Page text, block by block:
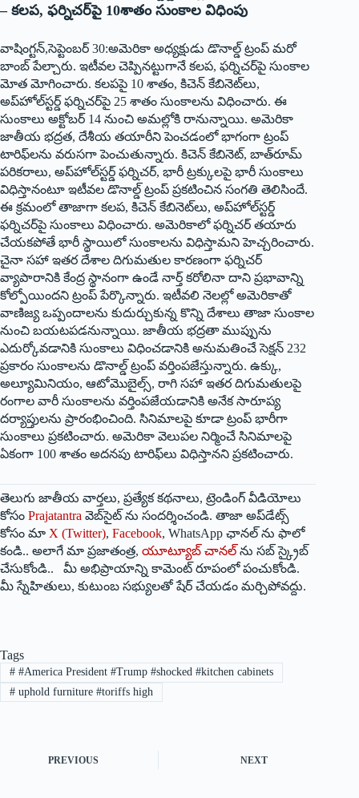
– కలప, ఫర్నిచర్‌పై 10శాతం సుంకాల విధింపు
వాషింగ్టన్‌,‌సెప్టెంబర్‌ 30:అమెరికా అధ్యక్షుడు డొనాల్డ్ ‌ట్రంప్‌ ‌మరో
బాంబ్‌ ‌పేల్చారు. ఇటీవల చెప్పినట్టుగానే కలప, ఫర్నిచర్‌పై సుంకాల
మోత మోగించారు. కలపపై 10 శాతం, కిచెన్‌ ‌కేబినెట్‌లు,
అప్‌హోల్‌స్టర్డ్ ‌ఫర్నిచర్‌పై 25 శాతం సుంకాలను విధించారు. ఈ
సుంకాలు అక్టోబర్‌ 14 ‌నుంచి అమల్లోకి రానున్నాయి. అమెరికా
జాతీయ భద్రత, దేశీయ తయారీని పెంచడంలో భాగంగా ట్రంప్‌
‌టారిఫ్‌లను వరుసగా పెంచుతున్నారు. కిచెన్‌ ‌కేబినెట్‌, ‌బాత్‌రూమ్‌
‌పరికరాలు, అప్‌హోల్‌స్టర్డ్ ‌ఫర్నిచర్‌, ‌భారీ ట్రక్కులపై భారీ సుంకాలు
విధిస్తానంటూ ఇటీవల డొనాల్డ్ ‌ట్రంప్‌ ‌ప్రకటించిన సంగతి తెలిసిందే.
ఈ క్రమంలో తాజాగా కలప, కిచెన్‌ ‌కేబినెట్‌లు, అప్‌హోల్‌స్టర్డ్
‌ఫర్నిచర్‌పై సుంకాలు విధించారు. అమెరికాలో ఫర్నిచర్‌ ‌తయారు
చేయకపోతే భారీ స్థాయిలో సుంకాలను విధిస్తామని హెచ్చరించారు.
చైనా సహా ఇతర దేశాల దిగుమతుల కారణంగా ఫర్నిచర్‌
‌వ్యాపారానికి కేంద్ర స్థానంగా ఉండే నార్త్ ‌కరోలినా దాని ప్రభావాన్ని
కోల్పోయిందని ట్రంప్‌ ‌పేర్కొన్నారు. ఇటీవలి నెలల్లో అమెరికాతో
వాణిజ్య ఒప్పందాలను కుదుర్చుకున్న కొన్ని దేశాలు తాజా సుంకాల
నుంచి బయటపడనున్నాయి. జాతీయ భద్రతా ముప్పును
ఎదుర్కోవడానికి సుంకాలు విధించడానికి అనుమతించే సెక్షన్‌ 232
‌ప్రకారం సుంకాలను డొనాల్డ్ ‌ట్రంప్‌ ‌వర్తింపజేస్తున్నారు. ఉక్కు,
అల్యూమినియం, ఆటోమొబైల్స్, ‌రాగి సహా ఇతర దిగుమతులపై
రంగాల వారీ సుంకాలను వర్తింపజేయడానికి అనేక సారూప్య
దర్యాప్తులను ప్రారంభించింది. సినిమాలపై కూడా ట్రంప్‌ ‌భారీగా
సుంకాలు ప్రకటించారు. అమెరికా వెలుపల నిర్మించే సినిమాలపై
ఏకంగా 100 శాతం అదనపు టారిఫ్‌లు విధిస్తానని ప్రకటించారు.
తెలుగు జాతీయ వార్తలు, ప్రత్యేక కథనాలు, ట్రెండింగ్ వీడియోలు
కోసం Prajatantra వెబ్‌సైట్ ను సందర్శించండి. తాజా అప్‌డేట్స్
కోసం మా X (Twitter), Facebook, WhatsApp ఛానల్ ను ఫాలో
కండి.. అలాగే మా ప్రజాతంత్ర, యూట్యూబ్ చానల్ ను సబ్ స్క్రైబ్
చేసుకోండి.. మీ అభిప్రాయాన్ని కామెంట్ రూపంలో పంచుకోండి.
మీ స్నేహితులు, కుటుంబ సభ్యులతో షేర్ చేయడం మర్చిపోవద్దు.
Tags
##America President #Trump #shocked #kitchen cabinets
#uphold furniture #toriffs high
PREVIOUS NEXT